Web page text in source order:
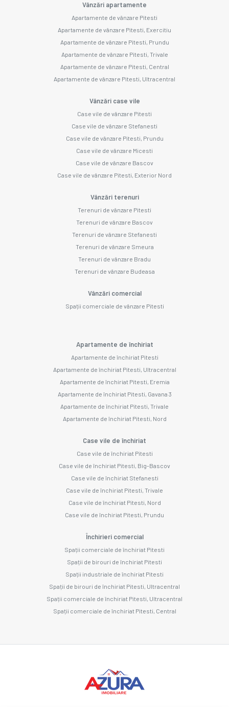
Vânzări apartamente
Apartamente de vânzare Pitesti
Apartamente de vânzare Pitesti, Exercitiu
Apartamente de vânzare Pitesti, Prundu
Apartamente de vânzare Pitesti, Trivale
Apartamente de vânzare Pitesti, Central
Apartamente de vânzare Pitesti, Ultracentral
Vânzări case vile
Case vile de vânzare Pitesti
Case vile de vânzare Stefanesti
Case vile de vânzare Pitesti, Prundu
Case vile de vânzare Micesti
Case vile de vânzare Bascov
Case vile de vânzare Pitesti, Exterior Nord
Vânzări terenuri
Terenuri de vânzare Pitesti
Terenuri de vânzare Bascov
Terenuri de vânzare Stefanesti
Terenuri de vânzare Smeura
Terenuri de vânzare Bradu
Terenuri de vânzare Budeasa
Vânzări comercial
Spații comerciale de vânzare Pitesti
Apartamente de închiriat
Apartamente de închiriat Pitesti
Apartamente de închiriat Pitesti, Ultracentral
Apartamente de închiriat Pitesti, Eremia
Apartamente de închiriat Pitesti, Gavana 3
Apartamente de închiriat Pitesti, Trivale
Apartamente de închiriat Pitesti, Nord
Case vile de închiriat
Case vile de închiriat Pitesti
Case vile de închiriat Pitesti, Big-Bascov
Case vile de închiriat Stefanesti
Case vile de închiriat Pitesti, Trivale
Case vile de închiriat Pitesti, Nord
Case vile de închiriat Pitesti, Prundu
Închirieri comercial
Spații comerciale de închiriat Pitesti
Spații de birouri de închiriat Pitesti
Spații industriale de închiriat Pitesti
Spații de birouri de închiriat Pitesti, Ultracentral
Spații comerciale de închiriat Pitesti, Ultracentral
Spații comerciale de închiriat Pitesti, Central